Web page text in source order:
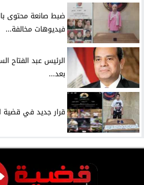
ضبط صانعة محتوى
فيديوهات مخالفة...
الرئيس عبد
بعد...
قرار جديد في قضية